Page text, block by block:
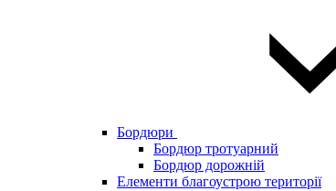
Бордюри
Бордюр тротуарний
Бордюр дорожній
Елементи благоустрою території